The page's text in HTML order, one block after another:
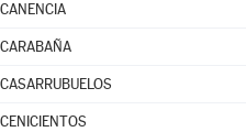
CANENCIA
CARABAÑA
CASARRUBUELOS
CENICIENTOS